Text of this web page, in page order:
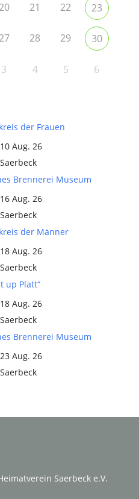
20 21 22 23
27 28 29 30
3 4 5 6
der Frauen
10 Aug. 26
Saerbeck
Brennerei Museum
16 Aug. 26
Saerbeck
der Männer
18 Aug. 26
Saerbeck
up Platt“
18 Aug. 26
Saerbeck
Brennerei Museum
23 Aug. 26
Saerbeck
Saerbeck e.V.